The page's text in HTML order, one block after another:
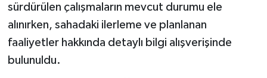
sürdürülen çalışmaların mevcut durumu ele
alınırken, sahadaki ilerleme ve planlanan
faaliyetler hakkında detaylı bilgi alışverişinde
bulunuldu.